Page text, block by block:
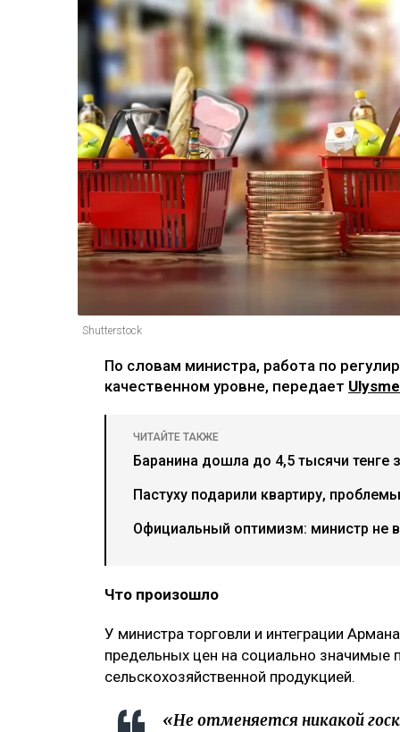
Shutterstock
По словам министра, работа по
качественном уровне, передает
ЧИТАЙТЕ ТАКЖЕ
Баранина дошла до 4,5 тысячи тенге
Пастуху подарили квартиру,
Официальный оптимизм: министр не
Что произошло
У министра торговли и интеграции
предельных цен на социально значимые
сельскохозяйственной продукцией.
«Не отменяется никакой